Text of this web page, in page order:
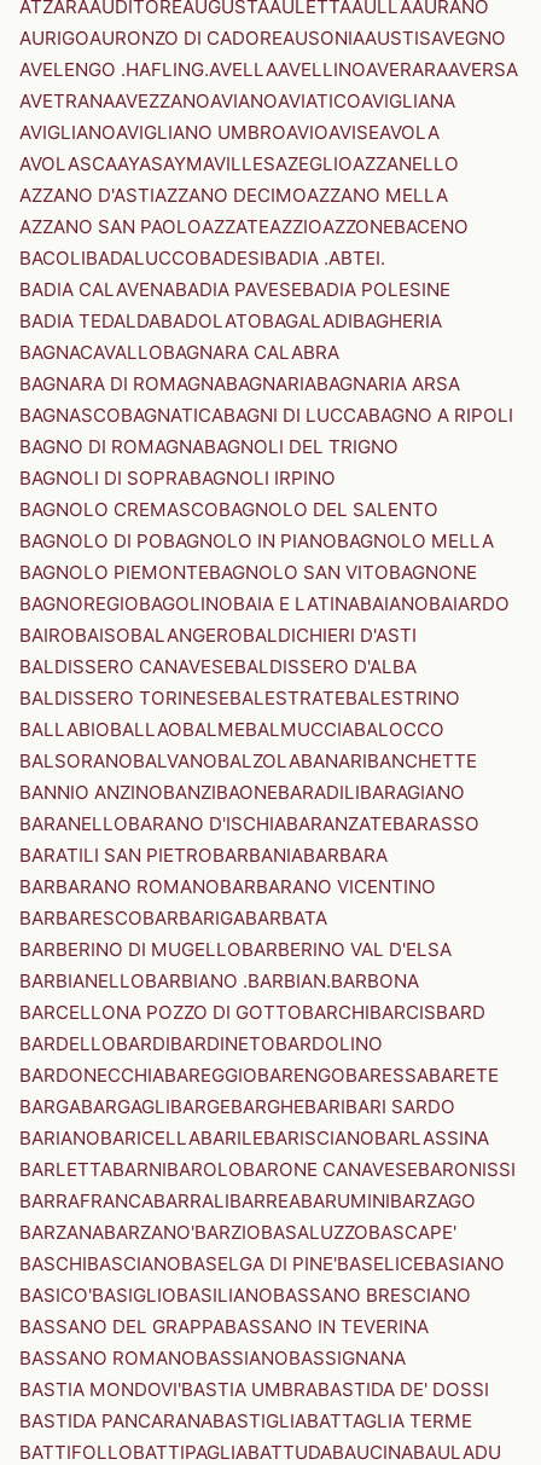
ATZARAAUDITOREAUGUSTAAULETTAAULLAAURANO
AURIGOAURONZO DI CADOREAUSONIAAUSTISAVEGNO
AVELENGO .HAFLING.AVELLAAVELLINOAVERARAAVERSA
AVETRANAAVEZZANOAVIANOAVIATICOAVIGLIANA
AVIGLIANOAVIGLIANO UMBROAVIOAVISEAVOLA
AVOLASCAAYASAYMAVILLESAZEGLIOAZZANELLO
AZZANO D'ASTIAZZANO DECIMOAZZANO MELLA
AZZANO SAN PAOLOAZZATEAZZIOAZZONEBACENO
BACOLIBADALUCCOBADESIBADIA .ABTEI.
BADIA CALAVENABADIA PAVESEBADIA POLESINE
BADIA TEDALDABADOLATOBAGALADIBAGHERIA
BAGNACAVALLOBAGNARA CALABRA
BAGNARA DI ROMAGNABAGNARIABAGNARIA ARSA
BAGNASCOBAGNATICABAGNI DI LUCCABAGNO A RIPOLI
BAGNO DI ROMAGNABAGNOLI DEL TRIGNO
BAGNOLI DI SOPRABAGNOLI IRPINO
BAGNOLO CREMASCOBAGNOLO DEL SALENTO
BAGNOLO DI POBAGNOLO IN PIANOBAGNOLO MELLA
BAGNOLO PIEMONTEBAGNOLO SAN VITOBAGNONE
BAGNOREGIOBAGOLINOBAIA E LATINABAIANOBAIARDO
BAIROBAISOBALANGEROBALDICHIERI D'ASTI
BALDISSERO CANAVESEBALDISSERO D'ALBA
BALDISSERO TORINESEBALESTRATEBALESTRINO
BALLABIOBALLAOBALMEBALMUCCIABALOCCO
BALSORANOBALVANOBALZOLABANARIBANCHETTE
BANNIO ANZINOBANZIBAONEBARADILIBARAGIANO
BARANELLOBARANO D'ISCHIABARANZATEBARASSO
BARATILI SAN PIETROBARBANIABARBARA
BARBARANO ROMANOBARBARANO VICENTINO
BARBARESCOBARBARIGABARBATA
BARBERINO DI MUGELLOBARBERINO VAL D'ELSA
BARBIANELLOBARBIANO .BARBIAN.BARBONA
BARCELLONA POZZO DI GOTTOBARCHIBARCISBARD
BARDELLOBARDIBARDINETOBARDOLINO
BARDONECCHIABAREGGIOBARENGOBARESSABARETE
BARGABARGAGLIBARGEBARGHEBARIBARI SARDO
BARIANOBARICELLABARILEBARISCIANOBARLASSINA
BARLETTABARNIBAROLOBARONE CANAVESEBARONISSI
BARRAFRANCABARRALIBARREABARUMINIBARZAGO
BARZANABARZANO'BARZIOBASALUZZOBASCAPE'
BASCHIBASCIANOBASELGA DI PINE'BASELICEBASIANO
BASICO'BASIGLIOBASILIANOBASSANO BRESCIANO
BASSANO DEL GRAPPABASSANO IN TEVERINA
BASSANO ROMANOBASSIANOBASSIGNANA
BASTIA MONDOVI'BASTIA UMBRABASTIDA DE' DOSSI
BASTIDA PANCARANABASTIGLIABATTAGLIA TERME
BATTIFOLLOBATTIPAGLIABATTUDABAUCINABAULADU